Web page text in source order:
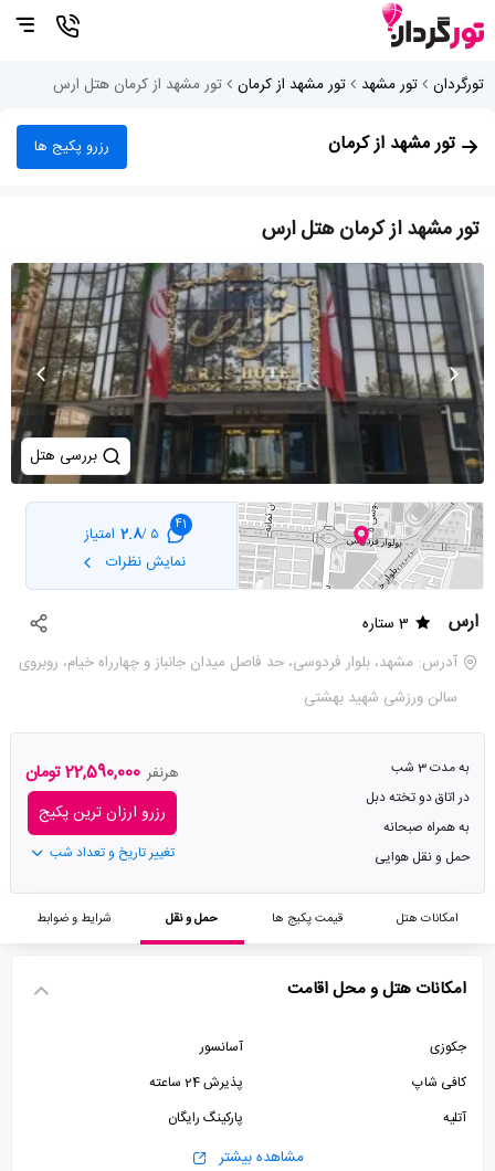
تورگردان تور مشهد تور مشهد از کرمان تور مشهد از کرمان هتل ارس
تور مشهد از کرمان رزرو پکیج ها
تور مشهد از کرمان هتل ارس
بررسی هتل
41
5 /
2.8 امتیاز
نمایش نظرات
ارس
3 ستاره
آدرس: مشهد، بلوار فردوسی، حد فاصل میدان جانباز و چهارراه خیام، روبروی
سالن ورزشی شهید بهشتی
به مدت 3 شب
در اتاق دو تخته دبل
به همراه صبحانه
حمل و نقل هوایی
هرنفر 22,590,000 تومان
رزرو ارزان ترین پکیج
تغییر تاریخ و تعداد شب
امکانات هتل قیمت پکیج ها حمل و نقل شرایط و ضوابط
امکانات هتل و محل اقامت
جکوزی
آسانسور
کافی شاپ
پذیرش 24 ساعته
آتلیه
پارکینگ رایگان
سونا
مشاهده بیشتر